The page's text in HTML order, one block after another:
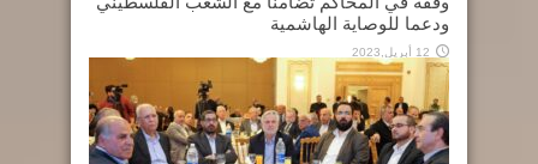
ودعما للوصاية الهاشمية
12 أبريل,2023